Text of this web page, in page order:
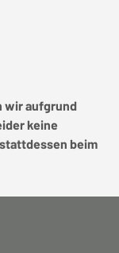
wir aufgrund
keine
beim